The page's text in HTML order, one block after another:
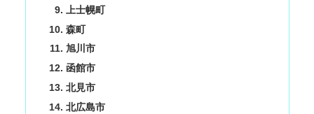
上士幌町
森町
旭川市
函館市
北見市
北広島市